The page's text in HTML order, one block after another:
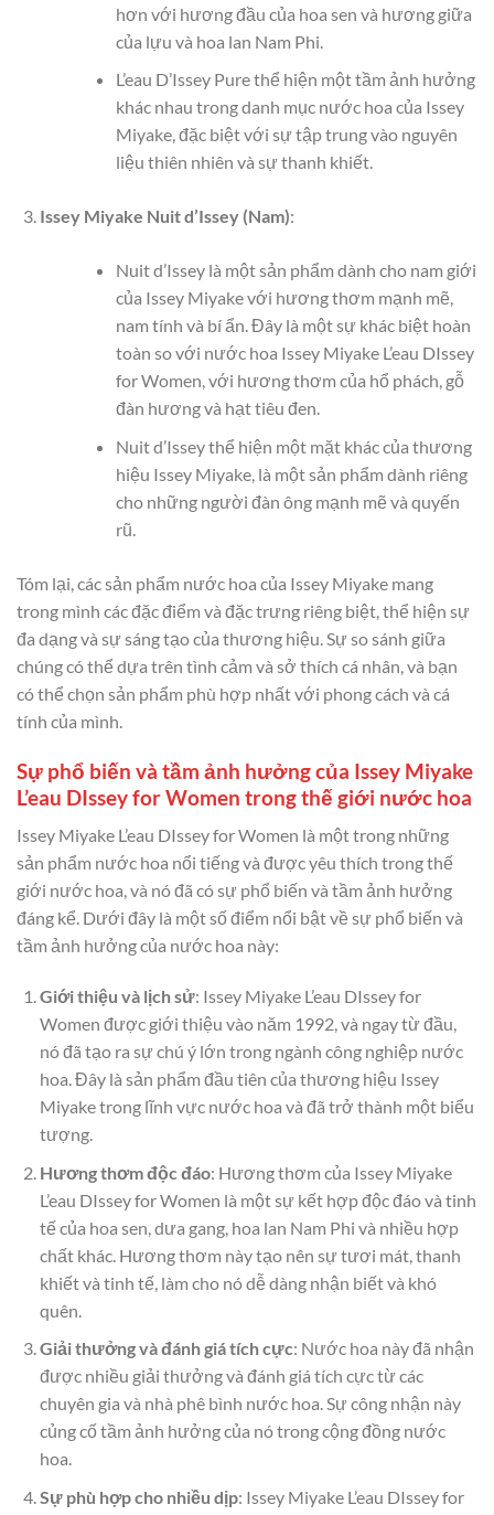
hơn với hương đầu của hoa sen và hương giữa
của lựu và hoa lan Nam Phi.
L’eau D’Issey Pure thể hiện một tầm ảnh hưởng
khác nhau trong danh mục nước hoa của Issey
Miyake, đặc biệt với sự tập trung vào nguyên
liệu thiên nhiên và sự thanh khiết.
Issey Miyake Nuit d’Issey (Nam):
Nuit d’Issey là một sản phẩm dành cho nam giới
của Issey Miyake với hương thơm mạnh mẽ,
nam tính và bí ẩn. Đây là một sự khác biệt hoàn
toàn so với nước hoa Issey Miyake L’eau DIssey
for Women, với hương thơm của hổ phách, gỗ
đàn hương và hạt tiêu đen.
Nuit d’Issey thể hiện một mặt khác của thương
hiệu Issey Miyake, là một sản phẩm dành riêng
cho những người đàn ông mạnh mẽ và quyến
rũ.
Tóm lại, các sản phẩm nước hoa của Issey Miyake mang
trong mình các đặc điểm và đặc trưng riêng biệt, thể hiện sự
đa dạng và sự sáng tạo của thương hiệu. Sự so sánh giữa
chúng có thể dựa trên tình cảm và sở thích cá nhân, và bạn
có thể chọn sản phẩm phù hợp nhất với phong cách và cá
tính của mình.
Sự phổ biến và tầm ảnh hưởng của Issey Miyake
L’eau DIssey for Women trong thế giới nước hoa
Issey Miyake L’eau DIssey for Women là một trong những
sản phẩm nước hoa nổi tiếng và được yêu thích trong thế
giới nước hoa, và nó đã có sự phổ biến và tầm ảnh hưởng
đáng kể. Dưới đây là một số điểm nổi bật về sự phổ biến và
tầm ảnh hưởng của nước hoa này:
Giới thiệu và lịch sử: Issey Miyake L’eau DIssey for
Women được giới thiệu vào năm 1992, và ngay từ đầu,
nó đã tạo ra sự chú ý lớn trong ngành công nghiệp nước
hoa. Đây là sản phẩm đầu tiên của thương hiệu Issey
Miyake trong lĩnh vực nước hoa và đã trở thành một biểu
tượng.
Hương thơm độc đáo: Hương thơm của Issey Miyake
L’eau DIssey for Women là một sự kết hợp độc đáo và tinh
tế của hoa sen, dưa gang, hoa lan Nam Phi và nhiều hợp
chất khác. Hương thơm này tạo nên sự tươi mát, thanh
khiết và tinh tế, làm cho nó dễ dàng nhận biết và khó
quên.
Giải thưởng và đánh giá tích cực: Nước hoa này đã nhận
được nhiều giải thưởng và đánh giá tích cực từ các
chuyên gia và nhà phê bình nước hoa. Sự công nhận này
củng cố tầm ảnh hưởng của nó trong cộng đồng nước
hoa.
Sự phù hợp cho nhiều dịp: Issey Miyake L’eau DIssey for